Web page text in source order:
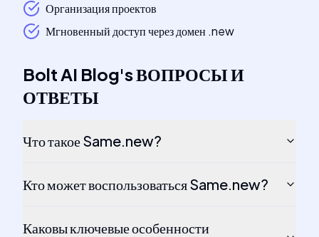
Организация проектов
Мгновенный доступ через домен .new
Bolt AI Blog'sВОПРОСЫ И
ОТВЕТЫ
Что такое Same.new?
Кто может воспользоваться Same.new?
Каковы ключевые особенности